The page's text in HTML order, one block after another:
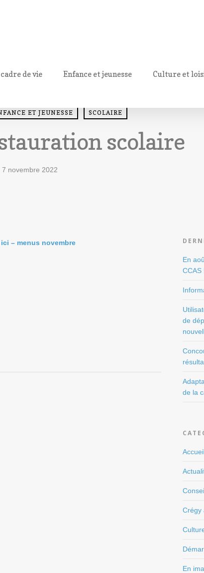
de vie Enfance et jeunesse Culture et
ET JEUNESSE SCOLAIRE
scolaire
7 novembre 2022
– menus novembre
En
CCAS
de
de la
Crégy
En